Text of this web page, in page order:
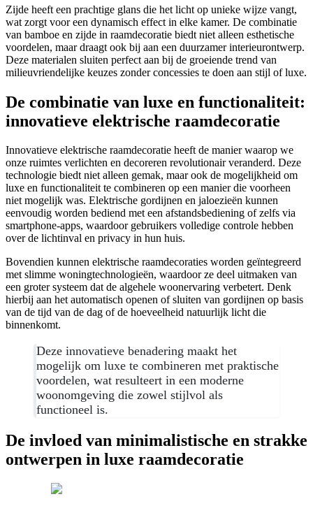
Zijde heeft een prachtige glans die het licht op unieke wijze vangt,
wat zorgt voor een dynamisch effect in elke kamer. De combinatie
van bamboe en zijde in raamdecoratie biedt niet alleen esthetische
voordelen, maar draagt ook bij aan een duurzamer interieurontwerp.
Deze materialen sluiten perfect aan bij de groeiende trend van
milieuvriendelijke keuzes zonder concessies te doen aan stijl of luxe.
De combinatie van luxe en functionaliteit:
innovatieve elektrische raamdecoratie
Innovatieve elektrische raamdecoratie heeft de manier waarop we
onze ruimtes verlichten en decoreren revolutionair veranderd. Deze
technologie biedt niet alleen gemak, maar ook de mogelijkheid om
luxe en functionaliteit te combineren op een manier die voorheen
niet mogelijk was. Elektrische gordijnen en jaloezieën kunnen
eenvoudig worden bediend met een afstandsbediening of zelfs via
smartphone-apps, waardoor gebruikers volledige controle hebben
over de lichtinval en privacy in hun huis.
Bovendien kunnen elektrische raamdecoraties worden geïntegreerd
met slimme woningtechnologieën, waardoor ze deel uitmaken van
een groter systeem dat de algehele woonervaring verbetert. Denk
hierbij aan het automatisch openen of sluiten van gordijnen op basis
van de tijd van de dag of de hoeveelheid natuurlijk licht die
binnenkomt.
Deze innovatieve benadering maakt het
mogelijk om luxe te combineren met praktische
voordelen, wat resulteert in een moderne
woonomgeving die zowel stijlvol als
functioneel is.
De invloed van minimalistische en strakke
ontwerpen in luxe raamdecoratie